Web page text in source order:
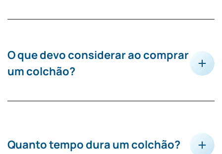
O que devo considerar ao comprar
um colchão?
Quanto tempo dura um colchão?